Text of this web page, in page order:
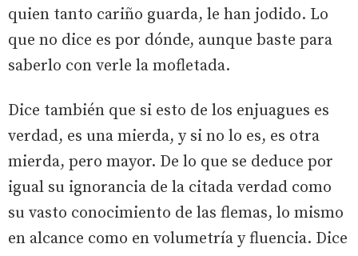
quien tanto cariño guarda, le han jodido. Lo
que no dice es por dónde, aunque baste para
saberlo con verle la mofletada.
Dice también que si esto de los enjuagues es
verdad, es una mierda, y si no lo es, es otra
mierda, pero mayor. De lo que se deduce por
igual su ignorancia de la citada verdad como
su vasto conocimiento de las flemas, lo mismo
en alcance como en volumetría y fluencia. Dice